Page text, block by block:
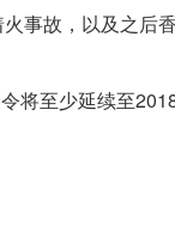
事故，以及之后
至少延续至2018